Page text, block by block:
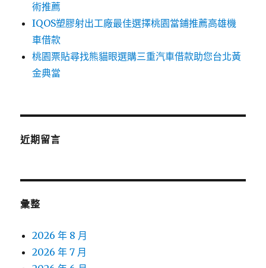
術推薦
IQOS塑膠射出工廠最佳選擇桃園當鋪推薦高雄機
車借款
桃園票貼尋找熊貓眼選購三重汽車借款助您台北黃
金典當
近期留言
彙整
2026 年 8 月
2026 年 7 月